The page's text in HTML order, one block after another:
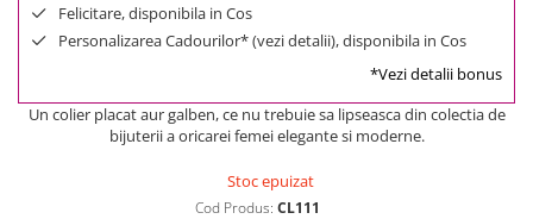
Felicitare, disponibila in Cos
Personalizarea Cadourilor* (vezi detalii), disponibila in Cos
*Vezi detalii bonus
Un colier placat aur galben, ce nu trebuie sa lipseasca din colectia de
bijuterii a oricarei femei elegante si moderne.
Stoc epuizat
Cod Produs: CL111